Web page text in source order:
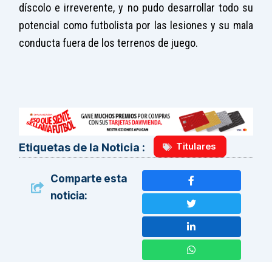
díscolo e irreverente, y no pudo desarrollar todo su
potencial como futbolista por las lesiones y su mala
conducta fuera de los terrenos de juego.
Etiquetas de la Noticia : Titulares
Comparte esta
noticia: